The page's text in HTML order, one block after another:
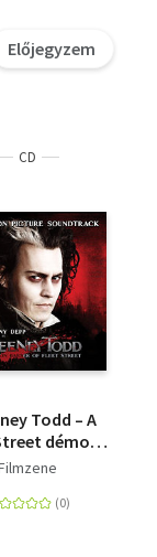
Előjegyzem
CD
Todd – A
démoni